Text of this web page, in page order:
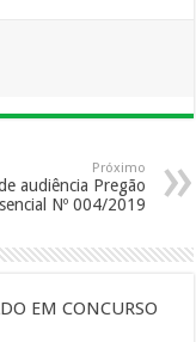
Próximo
audiência Pregão
Nº 004/2019
EM CONCURSO